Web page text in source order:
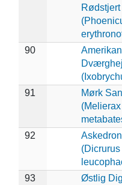
Rødstjert
90
91
Mørk
(Melierax
92
(Dicrurus
93
Østlig